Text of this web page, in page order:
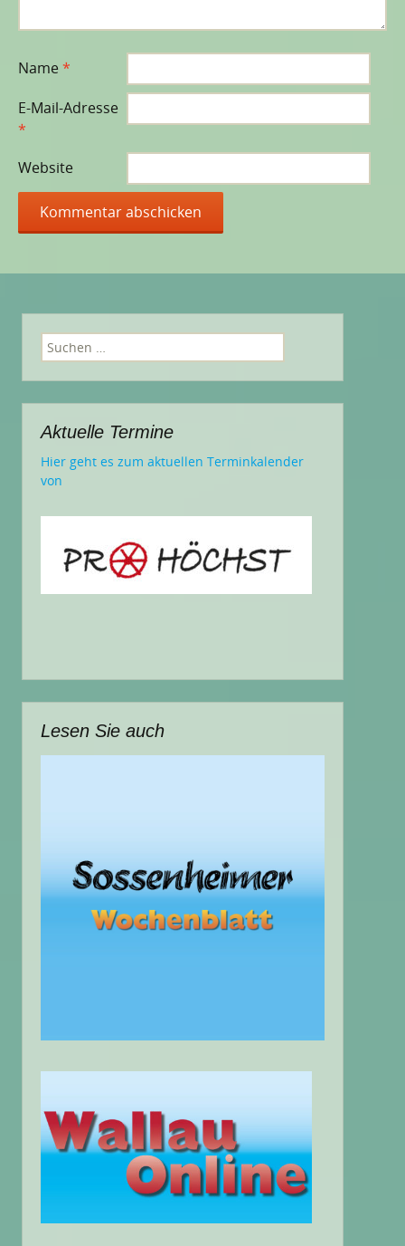
Name*
E-Mail-Adresse
*
Website
Suchen
nach:
Aktuelle Termine
Hier geht es zum aktuellen Terminkalender
von
Lesen Sie auch